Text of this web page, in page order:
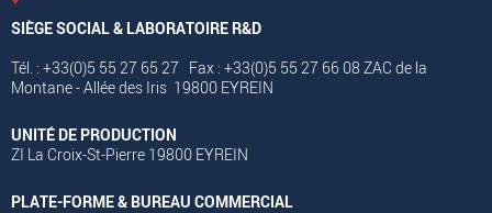
SIÈGE SOCIAL & LABORATOIRE R&D
Tél. : +33(0)5 55 27 65 27 Fax : +33(0)5 55 27 66 08 ZAC de la
Montane - Allée des Iris 19800 EYREIN
UNITÉ DE PRODUCTION
ZI La Croix-St-Pierre 19800 EYREIN
PLATE-FORME & BUREAU COMMERCIAL